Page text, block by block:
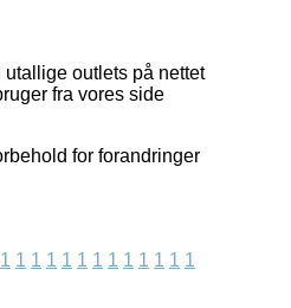
outlets på nettet
fra vores side
for forandringer
1 1 1 1 1 1 1 1 1 1 1 1 1